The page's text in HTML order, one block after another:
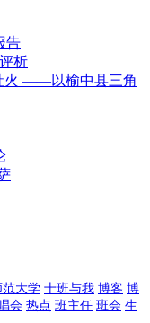
告
析
火 ——以榆中县三角
大学 十班与我 博客 博
会 热点 班主任 班会 生